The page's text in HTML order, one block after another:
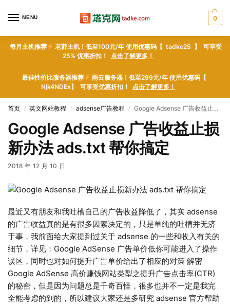
MENU 0
每月主机推荐
老薜主机！低至100元/年 使用优惠码【 tadke25 】 可享受
25% 优惠折扣！ 点击了解更多！
最佳性价比服务器推荐
雨云服务器！低至299元/年 使用优惠码【
Njk4NDEx】 可享受优惠折扣！ 点击了解更多！
首页 / 英文网站教程 / adsense广告教程 / Google Adsense 广告收益止损新办法 ads.txt 帮你搞定
Google Adsense 广告收益止损
新办法 ads.txt 帮你搞定
2018 年 12 月 10 日
最近又有朋友和我吐槽自己的广告收益降低了，其实 adsense
的广告收益真的是有很多因素决定的，只是单纯的吐槽并无济
于事，我前面给大家提到过关于 adsense 的一些和收入有关的
细节，详见：Google AdSense 广告单价低你可能进入了操作
误区，同时也对如何提升广告单价给出了相应的对策 解密
Google AdSense 高价赚钱网站类型之提升广告点击率(CTR)
的秘密，但是因为问题总是千奇百怪，很多也并不一定是我完
全能考虑的到的，所以建议大家还是多研究 adsense 官方帮助